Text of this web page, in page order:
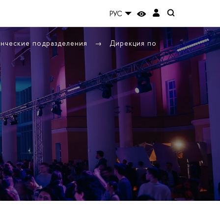
РУС
подразделения Дирекция по